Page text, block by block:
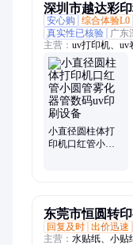
深圳市越达彩
安心购
综合体验L0
真实性已核验
广东
主营： uv打印机、uv
机、纸箱印刷机、
印机、One pass打
小直径圆柱体打
印机口红管小圆
东莞市恒圆转
回复及时 出价迅速
主营： 水贴纸、小贴